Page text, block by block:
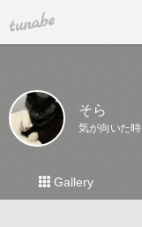
tuna.be
そら
Gallery